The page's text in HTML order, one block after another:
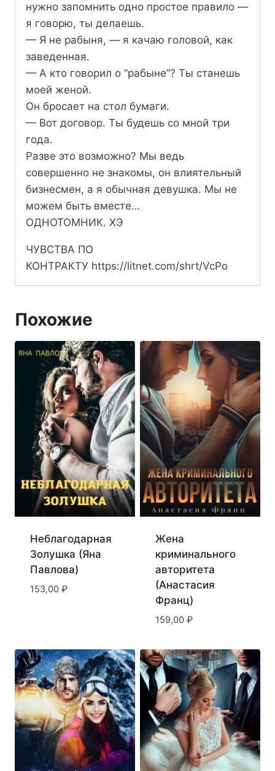
нужно запомнить одно простое правило —
я говорю, ты делаешь.
— Я не рабыня, — я качаю головой, как
заведенная.
— А кто говорил о “рабыне”? Ты станешь
моей женой.
Он бросает на стол бумаги.
— Вот договор. Ты будешь со мной три
года.
Разве это возможно? Мы ведь
совершенно не знакомы, он влиятельный
бизнесмен, а я обычная девушка. Мы не
можем быть вместе…
ОДНОТОМНИК. ХЭ
ЧУВСТВА ПО
КОНТРАКТУ https://litnet.com/shrt/VcPo
Похожие
Неблагодарная
Золушка (Яна
Павлова)
153,00 ₽
Жена
криминального
авторитета
(Анастасия
Франц)
159,00 ₽